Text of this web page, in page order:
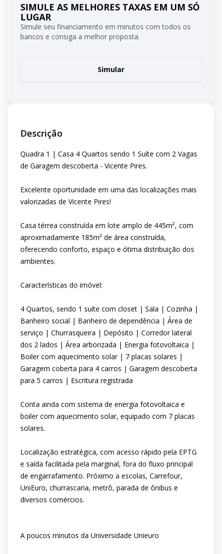
SIMULE AS MELHORES TAXAS EM UM SÓ
LUGAR
Simule seu financiamento em minutos com todos os
bancos e consiga a melhor proposta.
Simular
Descrição
Quadra 1 | Casa 4 Quartos sendo 1 Suíte com 2 Vagas
de Garagem descoberta - Vicente Pires.
Excelente oportunidade em uma das localizações mais
valorizadas de Vicente Pires!
Casa térrea construída em lote amplo de 445m², com
aproximadamente 185m² de área construída,
oferecendo conforto, espaço e ótima distribuição dos
ambientes.
Características do imóvel:
4 Quartos, sendo 1 suíte com closet | Sala | Cozinha |
Banheiro social | Banheiro de dependência | Área de
serviço | Churrasqueira | Depósito | Corredor lateral
dos 2 lados | Área arborizada | Energia fotovoltaica |
Boiler com aquecimento solar | 7 placas solares |
Garagem coberta para 4 carros | Garagem descoberta
para 5 carros | Escritura registrada
Conta ainda com sistema de energia fotovoltaica e
boiler com aquecimento solar, equipado com 7 placas
solares.
Localização estratégica, com acesso rápido pela EPTG
e saída facilitada pela marginal, fora do fluxo principal
de engarrafamento. Próximo a escolas, Carrefour,
UniEuro, churrascaria, metrô, parada de ônibus e
diversos comércios.
A poucos minutos da Universidade Unieuro